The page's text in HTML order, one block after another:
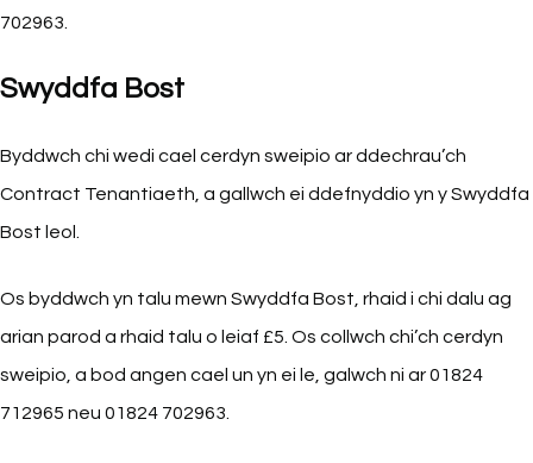
702963.
Swyddfa Bost
Byddwch chi wedi cael cerdyn sweipio ar ddechrau’ch
Contract Tenantiaeth, a gallwch ei ddefnyddio yn y Swyddfa
Bost leol.
Os byddwch yn talu mewn Swyddfa Bost, rhaid i chi dalu ag
arian parod a rhaid talu o leiaf £5. Os collwch chi’ch cerdyn
sweipio, a bod angen cael un yn ei le, galwch ni ar 01824
712965 neu 01824 702963.